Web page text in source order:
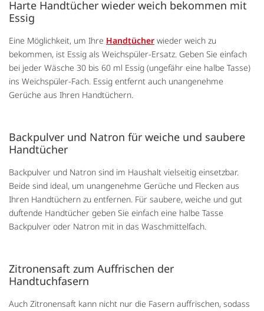
Harte Handtücher wieder weich bekommen mit
Essig
Eine Möglichkeit, um Ihre Handtücher wieder weich zu
bekommen, ist Essig als Weichspüler-Ersatz. Geben Sie einfach
bei jeder Wäsche 30 bis 60 ml Essig (ungefähr eine halbe Tasse)
ins Weichspüler-Fach. Essig entfernt auch unangenehme
Gerüche aus Ihren Handtüchern.
Backpulver und Natron für weiche und saubere
Handtücher
Backpulver und Natron sind im Haushalt vielseitig einsetzbar.
Beide sind ideal, um unangenehme Gerüche und Flecken aus
Ihren Handtüchern zu entfernen. Für saubere, weiche und gut
duftende Handtücher geben Sie einfach eine halbe Tasse
Backpulver oder Natron mit in das Waschmittelfach.
Zitronensaft zum Auffrischen der
Handtuchfasern
Auch Zitronensaft kann nicht nur die Fasern auffrischen, sodass